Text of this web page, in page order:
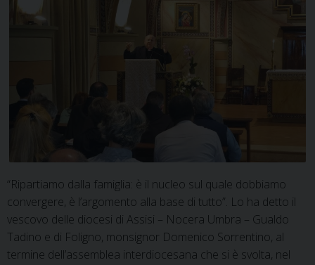
“Ripartiamo dalla famiglia: è il nucleo sul quale dobbiamo
convergere, è l’argomento alla base di tutto”. Lo ha detto il
vescovo delle diocesi di Assisi – Nocera Umbra – Gualdo
Tadino e di Foligno, monsignor Domenico Sorrentino, al
termine dell’assemblea interdiocesana che si è svolta, nel